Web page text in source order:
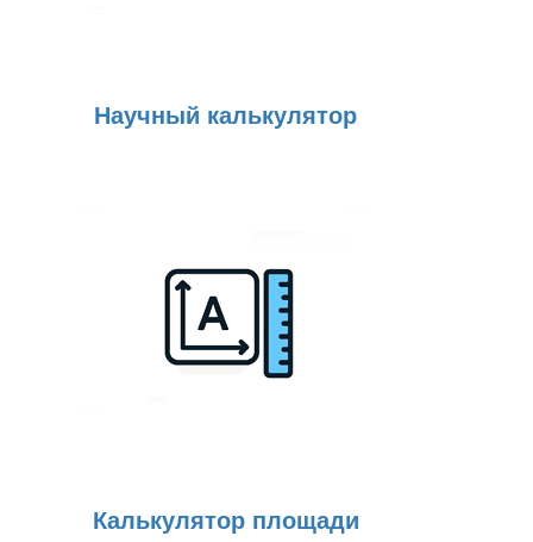
Научный калькулятор
Калькулятор площади